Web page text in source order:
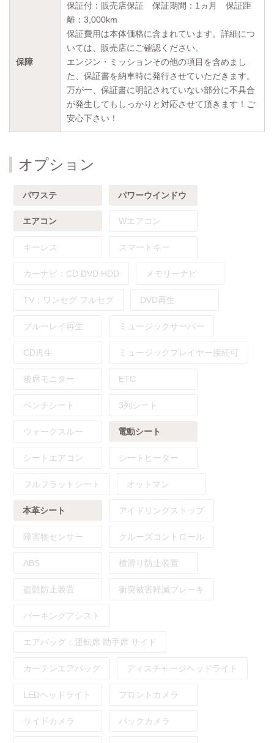
保障
保証付：販売店保証 保証期間：1ヵ月 保証距
離：3,000km
保証費用は本体価格に含まれています。詳細につ
いては、販売店にご確認ください。
エンジン・ミッションその他の項目を含めまし
た、保証書を納車時に発行させていただきます。
万が一、保証書に明記されていない部分に不具合
が発生してもしっかりと対応させて頂きます！ご
安心下さい！
オプション
パワステ パワーウインドウ
エアコン Wエアコン
キーレス スマートキー
カーナビ： CD DVD HDD メモリーナビ
TV： ワンセグ フルセグ DVD再生
ブルーレイ再生 ミュージックサーバー
CD再生 ミュージックプレイヤー接続可
後席モニター ETC
ベンチシート 3列シート
ウォークスルー 電動シート
シートエアコン シートヒーター
フルフラットシート オットマン
本革シート アイドリングストップ
障害物センサー クルーズコントロール
ABS 横滑り防止装置
盗難防止装置 衝突被害軽減ブレーキ
パーキングアシスト
エアバッグ： 運転席 助手席 サイド
カーテンエアバッグ ディスチャージヘッドライト
LEDヘッドライト フロントカメラ
サイドカメラ バックカメラ